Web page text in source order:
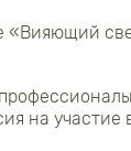
«Вияющий
на участие